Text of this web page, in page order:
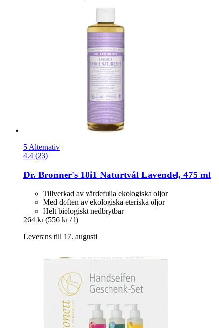
5 Alternativ
4.4 (23)
Dr. Bronner's 18i1 Naturtvål Lavendel, 475 ml
Tillverkad av värdefulla ekologiska oljor
Med doften av ekologiska eteriska oljor
Helt biologiskt nedbrytbar
264 kr (556 kr / l)
Leverans till 17. augusti